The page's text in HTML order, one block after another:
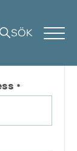
SÖK
*